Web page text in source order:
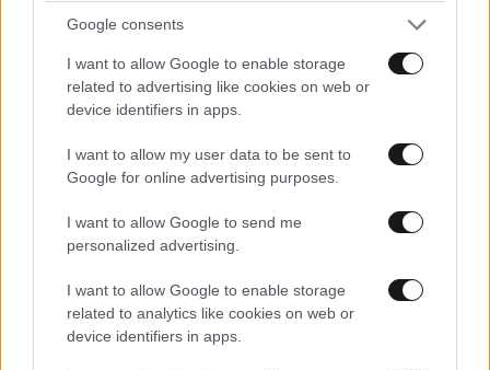
Google consents
I want to allow Google to enable storage
related to advertising like cookies on web or
device identifiers in apps.
I want to allow my user data to be sent to
Google for online advertising purposes.
I want to allow Google to send me
personalized advertising.
I want to allow Google to enable storage
related to analytics like cookies on web or
device identifiers in apps.
έλεος με τις διαταραχές 01·05·2025 16:58
Απαντήστε
Λιλυ 01·05·2025 15:26